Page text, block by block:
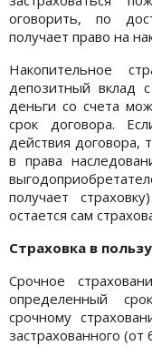
оговорить, по
получает право на
Накопительное
депозитный вклад
деньги со счета
срок договора.
действия договора,
в права
получает
остается сам
Страховка в
Срочное
определенный
срочному
застрахованного (от